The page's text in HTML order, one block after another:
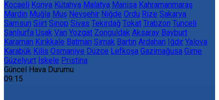
Kocaeli Konya Kütahya Malatya Manisa Kahramanmaraş
Mardin Muğla Muş Nevşehir Niğde Ordu Rize Sakarya
Samsun Siirt Sinop Sivas Tekirdağ Tokat Trabzon Tunceli
Şanlıurfa Uşak Van Yozgat Zonguldak Aksaray Bayburt
Karaman Kırıkkale Batman Şırnak Bartın Ardahan Iğdır Yalova
Karabük Kilis Osmaniye Düzce Lefkoşa Gazimağusa Girne
Güzelyurt İskele Pristina
Güncel Hava Durumu
09:15